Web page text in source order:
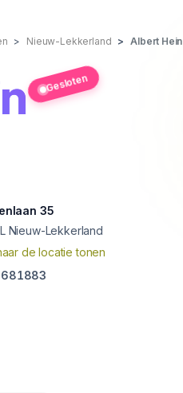
Nieuw-Lekkerland Albert Hein
Gesloten
35
Nieuw-Lekkerland
de locatie tonen